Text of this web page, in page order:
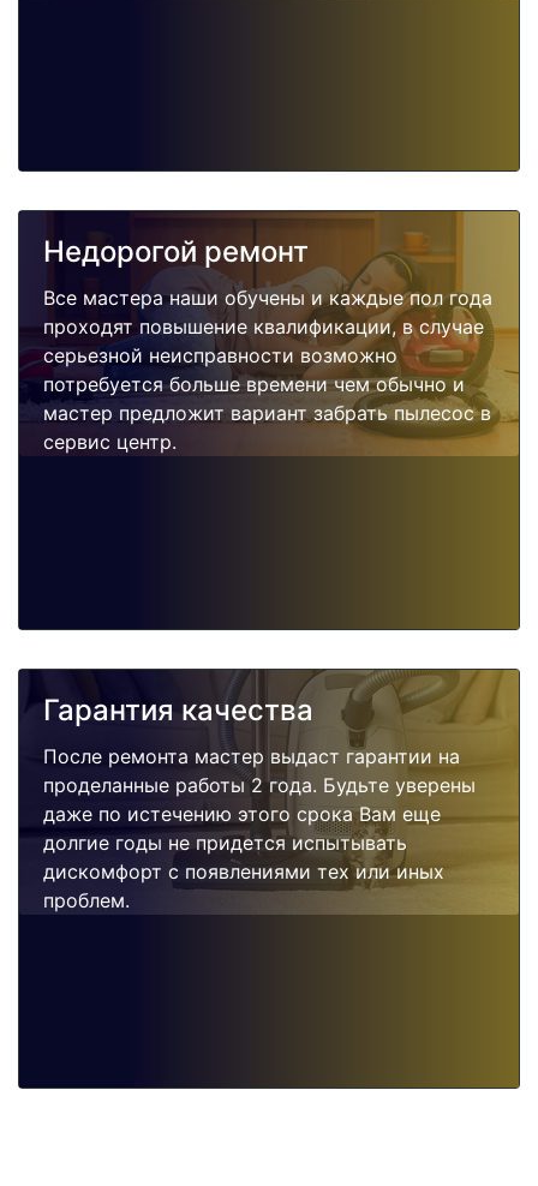
Недорогой ремонт
Все мастера наши обучены и каждые пол года
проходят повышение квалификации, в случае
серьезной неисправности возможно
потребуется больше времени чем обычно и
мастер предложит вариант забрать пылесос в
сервис центр.
Гарантия качества
После ремонта мастер выдаст гарантии на
проделанные работы 2 года. Будьте уверены
даже по истечению этого срока Вам еще
долгие годы не придется испытывать
дискомфорт с появлениями тех или иных
проблем.